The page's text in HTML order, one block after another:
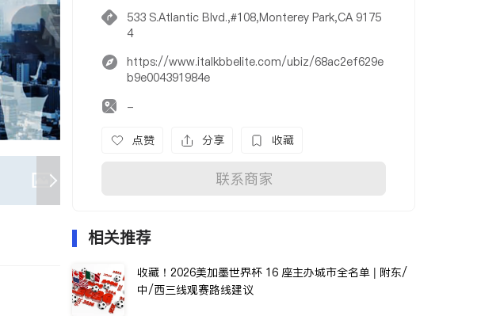
533 S.Atlantic Blvd.,#108,Monterey Park,CA 9175
4
https://www.italkbbelite.com/ubiz/68ac2ef629e
b9e004391984e
-
点赞 分享 收藏
联系商家
相关推荐
收藏！2026美加墨世界杯 16 座主办城市全名单 | 附东/
中/西三线观赛路线建议